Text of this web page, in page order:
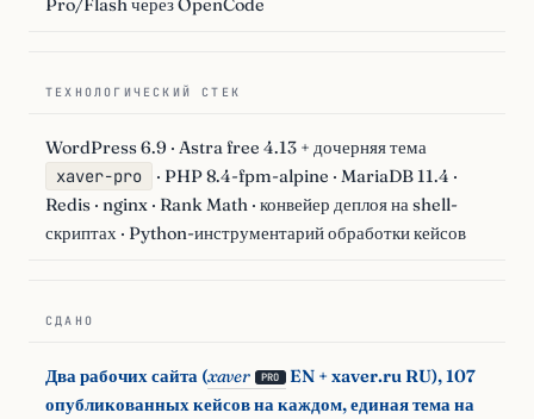
Pro/Flash через OpenCode
ТЕХНОЛОГИЧЕСКИЙ СТЕК
WordPress 6.9 · Astra free 4.13 + дочерняя тема
xaver-pro
· PHP 8.4-fpm-alpine · MariaDB 11.4 ·
Redis · nginx · Rank Math · конвейер деплоя на shell-
скриптах · Python-инструментарий обработки кейсов
СДАНО
Два рабочих сайта (xaver PRO EN + xaver.ru RU), 107
опубликованных кейсов на каждом, единая тема на